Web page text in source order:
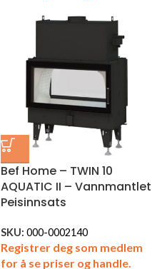
Bef Home – TWIN 10
AQUATIC II – Vannmantlet
Peisinnsats
SKU: 000-0002140
Registrer deg som medlem
for å se priser og handle.